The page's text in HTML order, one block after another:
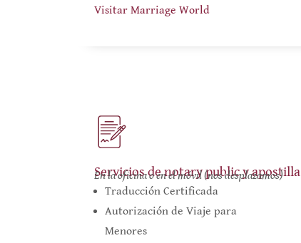
Visitar Marriage World
Servicios de notary public y apostilla
En la oficina o en el móvil (nos desplazamos)
Traducción Certificada
Autorización de Viaje para
Menores